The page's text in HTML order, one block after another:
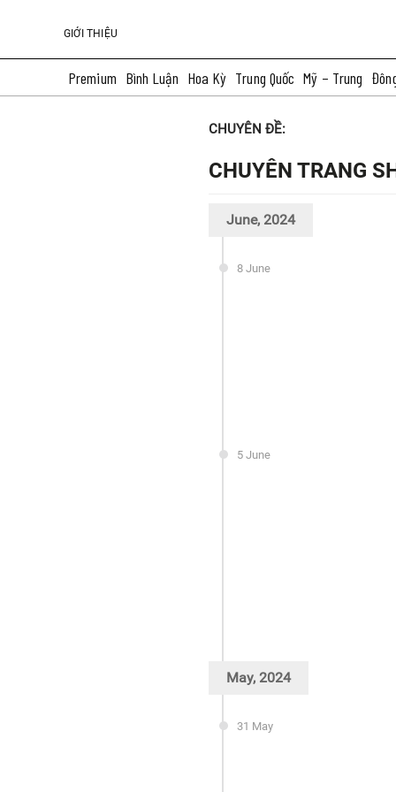
GIỚI THIỆU
Premium Bình Luận Hoa Kỳ Trung Quốc Mỹ – Trung
CHUYÊN ĐỀ:
CHUYÊN TRANG
June, 2024
8 June
5 June
May, 2024
31 May